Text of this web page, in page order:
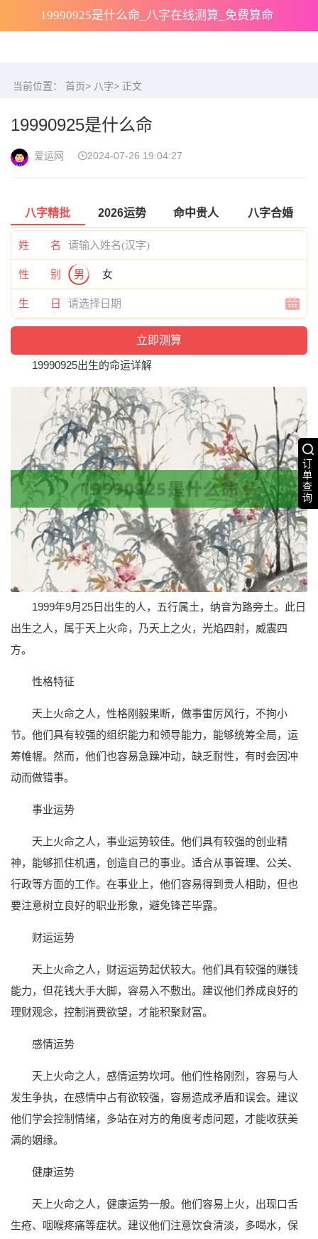
19990925是什么命_八字在线测算_免费算命
订
单
查
询
当前位置： 首页> 八字> 正文
19990925是什么命
爱运网 2024-07-26 19:04:27
八字精批 2026运势 命中贵人 八字合婚
姓 名
性 别 男 女
生 日
19990925出生的命运详解
1999年9月25日出生的人，五行属土，纳音为路旁土。此日
出生之人，属于天上火命，乃天上之火，光焰四射，威震四
方。
性格特征
天上火命之人，性格刚毅果断，做事雷厉风行，不拘小
节。他们具有较强的组织能力和领导能力，能够统筹全局，运
筹帷幄。然而，他们也容易急躁冲动，缺乏耐性，有时会因冲
动而做错事。
事业运势
天上火命之人，事业运势较佳。他们具有较强的创业精
神，能够抓住机遇，创造自己的事业。适合从事管理、公关、
行政等方面的工作。在事业上，他们容易得到贵人相助，但也
要注意树立良好的职业形象，避免锋芒毕露。
财运运势
天上火命之人，财运运势起伏较大。他们具有较强的赚钱
能力，但花钱大手大脚，容易入不敷出。建议他们养成良好的
理财观念，控制消费欲望，才能积聚财富。
感情运势
天上火命之人，感情运势坎坷。他们性格刚烈，容易与人
发生争执，在感情中占有欲较强，容易造成矛盾和误会。建议
他们学会控制情绪，多站在对方的角度考虑问题，才能收获美
满的姻缘。
健康运势
天上火命之人，健康运势一般。他们容易上火，出现口舌
生疮、咽喉疼痛等症状。建议他们注意饮食清淡，多喝水，保